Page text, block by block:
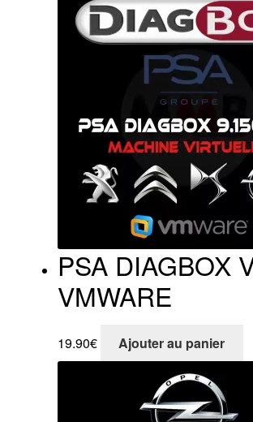
PSA DIAGBOX
VMWARE
19.90€ Ajouter au panier